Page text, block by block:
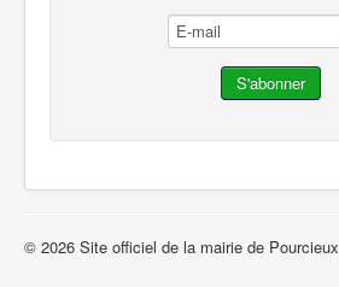
© 2026 Site officiel de la mairie de Pourcieux